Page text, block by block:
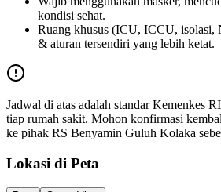
kondisi sehat.
Ruang khusus (ICU, ICCU,
& aturan tersendiri yang lebih ketat.
Jadwal di atas adalah standar Kemenkes
tiap rumah sakit. Mohon konfirmasi
ke pihak RS Benyamin Guluh Kolaka
Lokasi di Peta